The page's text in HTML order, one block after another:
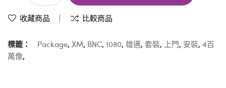
收藏商品 比較商品
標籤： Package, XM, BNC, 1080, 雄邁, 套裝, 上門, 安裝, 4百
萬像,